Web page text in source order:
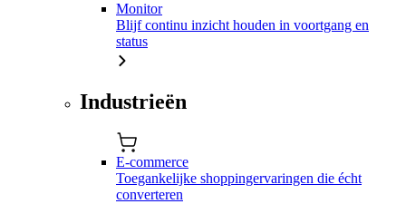
Monitor
Blijf continu inzicht houden in voortgang en
status
Industrieën
E-commerce
Toegankelijke shoppingervaringen die écht
converteren